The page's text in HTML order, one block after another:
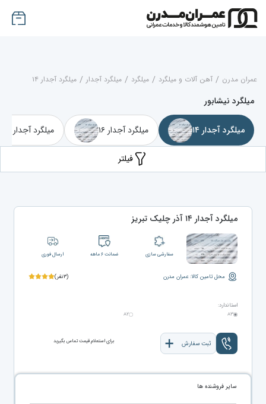
عمران مدرن / آهن آلات و میلگرد / میلگرد / میلگرد آجدار / میلگرد آجدار ۱۴
میلگرد نیشابور
میلگرد آجدار ۱۴ میلگرد آجدار ۱۶ میلگرد آجدار ۱۸
فیلتر
میلگرد آجدار ۱۴ آذر چلیک تبریز
سفارشی سازی ضمانت ۶ ماهه ارسال فوری
محل تامین کالا: عمران مدرن (۳نفر)
استاندارد:
A۳ A۲
ثبت سفارش برای استعلام قیمت تماس بگیرید
سایر فروشنده ها